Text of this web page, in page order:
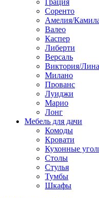
Грация
Соренто
Амелия/
Валео
Каспер
Либерти
Версаль
Виктория/Лина
Милано
Прованс
Луиджи
Марио
Лонг
Мебель для дачи
Комоды
Кровати
Кухонные
Столы
Стулья
Тумбы
Шкафы